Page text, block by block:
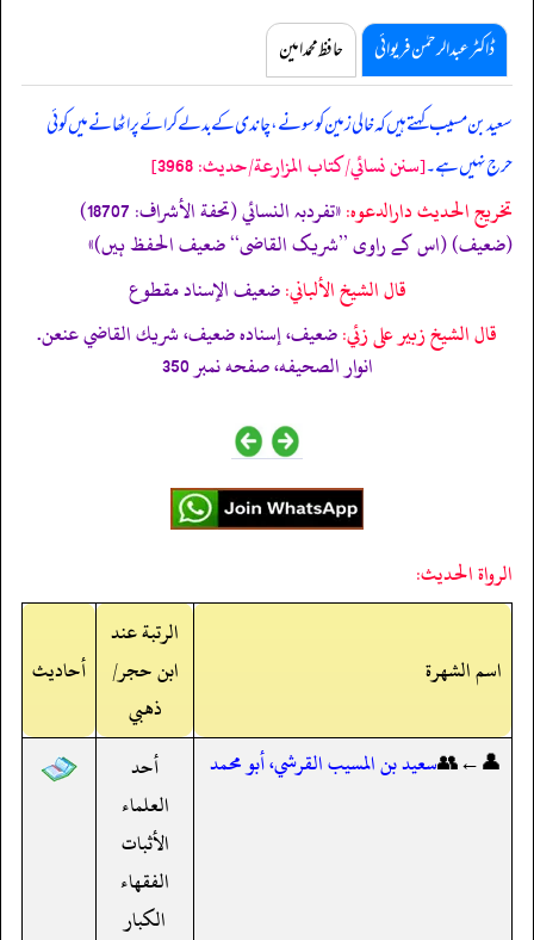
ڈاکٹر عبدالرحمٰن فریوائی حافظ محمد امین
سعید بن مسیب کہتے ہیں کہخالی زمین کو سونے، چاندی کے بدلے کرائے پر اٹھانے میں کوئی
حرج نہیں ہے۔[سنن نسائي/كتاب المزارعة/حدیث: 3968]
تخریج الحدیث دارالدعوہ:
«تفردبہ النسائي (تحفة الأشراف: 18707)
(ضعیف) (اس کے راوی ’’شریک القاضی‘‘ ضعیف الحفظ ہیں)»
قال الشيخ الألباني:ضعيف الإسناد مقطوع
قال الشيخ زبير على زئي:ضعيف، إسناده ضعيف، شريك القاضي عنعن.
انوار الصحيفه، صفحه نمبر 350
الرواة الحديث:
اسم الشهرة
الرتبة عند
ابن حجر/
ذهبي
أحاديث
👤←👥سعيد بن المسيب القرشي، أبو محمد
أحد
العلماء
الأثبات
الفقهاء
الكبار